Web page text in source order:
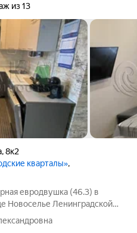
из 13
,8к2
кварталы»,
евродвушка (46.3) в
Новоселье Ленинградской
сочетанием доступной
комфорта, удобным выездом